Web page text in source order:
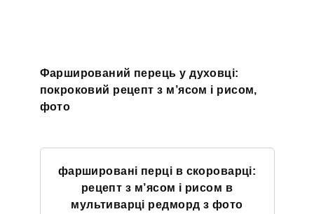
Фарширований перець у духовці:
покроковий рецепт з м’ясом і рисом,
фото
фаршировані перці в скороварці:
рецепт з м’ясом і рисом в
мультиварці редморд з фото